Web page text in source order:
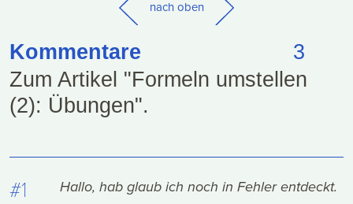
nach oben
Kommentare
3
Zum Artikel "Formeln umstellen
(2): Übungen".
#1
Hallo, hab glaub ich noch in Fehler entdeckt.